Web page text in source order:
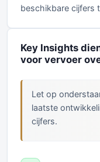
beschikbare cijfers
Key Insights
voor vervoer
Let op
laatste
cijfers.